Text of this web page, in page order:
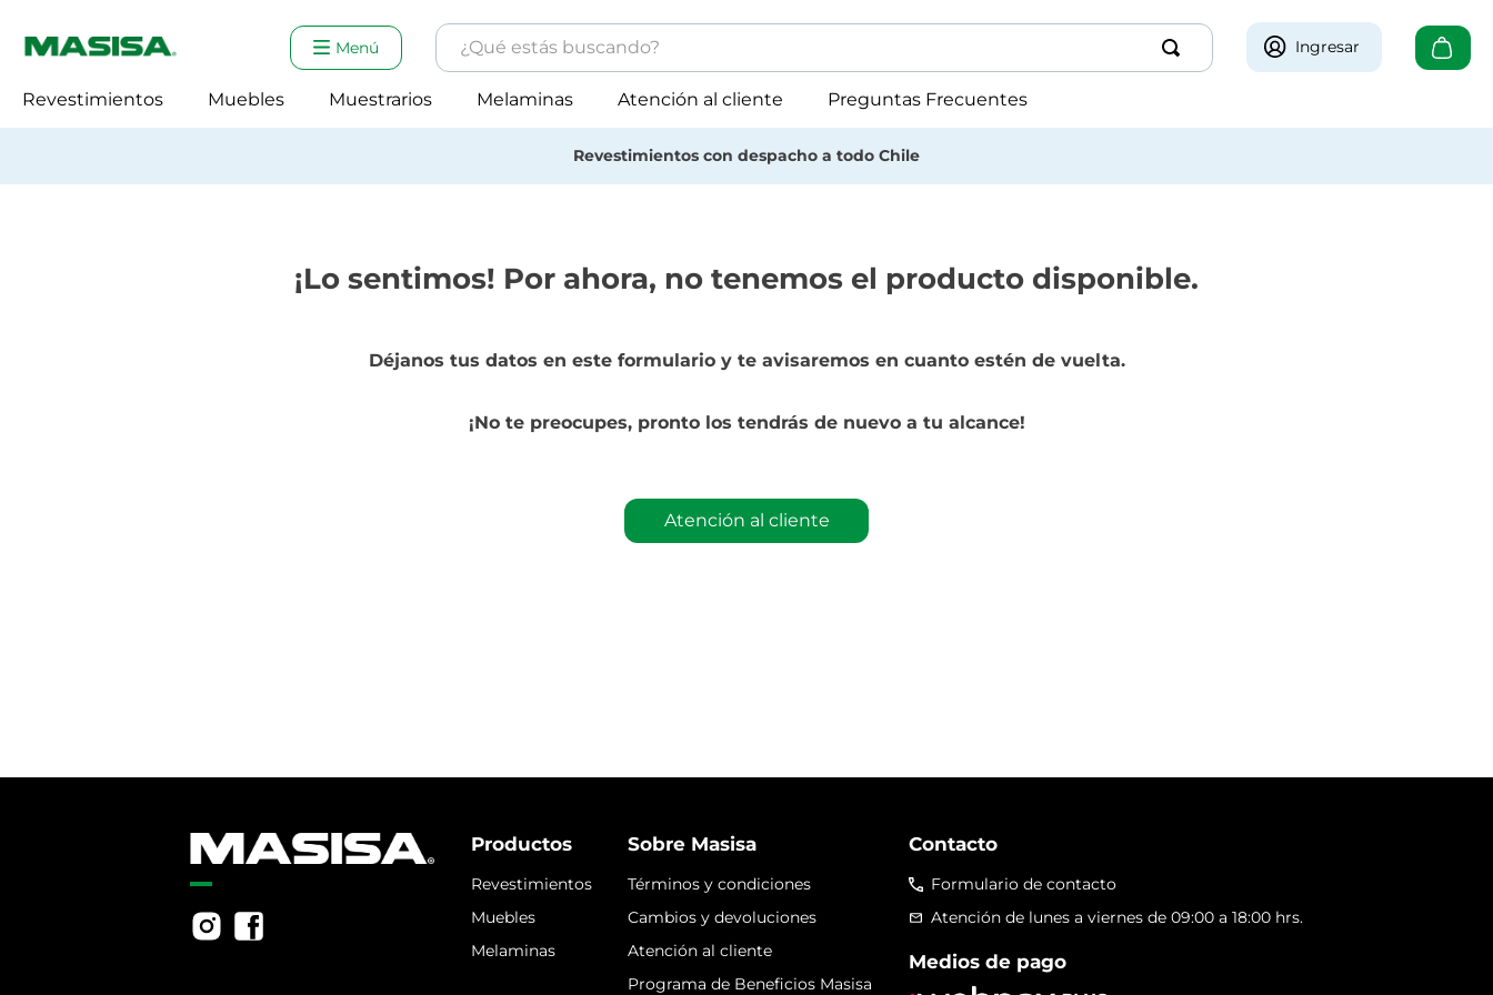
Menú
¿Qué estás buscando?
Ingresar
Revestimientos Muebles Muestrarios Melaminas Atención al cliente Preguntas Frecuentes
Revestimientos con despacho a todo Chile
¡Lo sentimos! Por ahora, no tenemos el producto disponible.
Déjanos tus datos en este formulario y te avisaremos en cuanto estén de vuelta.
¡No te preocupes, pronto los tendrás de nuevo a tu alcance!
Atención al cliente
Productos
Revestimientos
Muebles
Melaminas
Sobre Masisa
Términos y condiciones
Cambios y devoluciones
Atención al cliente
Programa de Beneficios Masisa
Contacto
Formulario de contacto
Atención de lunes a viernes de 09:00 a 18:00 hrs.
Medios de pago
Términos más buscados
2.
melamina